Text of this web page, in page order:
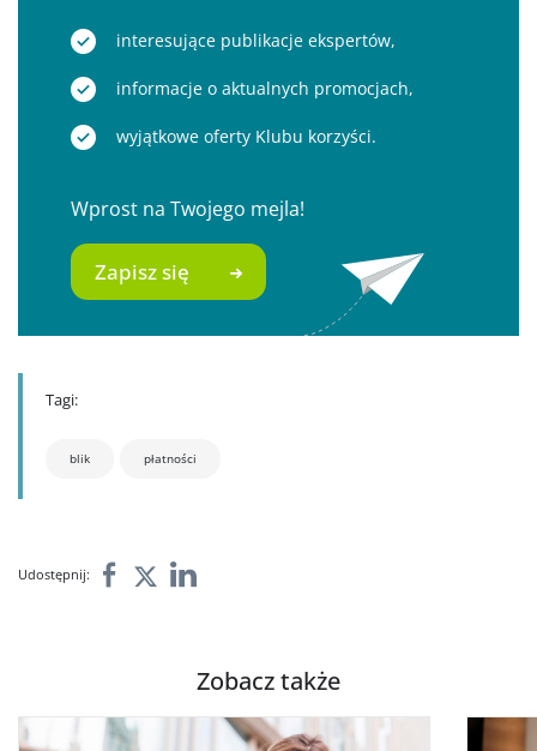
interesujące publikacje ekspertów,
informacje o aktualnych promocjach,
wyjątkowe oferty Klubu korzyści.
Wprost na Twojego mejla!
Zapisz się
Tagi:
blik płatności
Udostępnij:
Zobacz także